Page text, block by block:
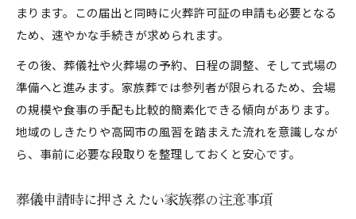
まります。この届出と同時に火葬許可証の申請も必要となる
ため、速やかな手続きが求められます。
その後、葬儀社や火葬場の予約、日程の調整、そして式場の
準備へと進みます。家族葬では参列者が限られるため、会場
の規模や食事の手配も比較的簡素化できる傾向があります。
地域のしきたりや高岡市の風習を踏まえた流れを意識しなが
ら、事前に必要な段取りを整理しておくと安心です。
葬儀申請時に押さえたい家族葬の注意事項